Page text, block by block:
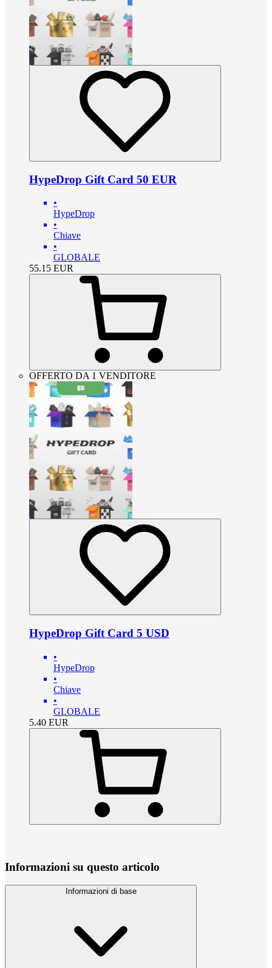
HypeDrop Gift Card 50 EUR
•
HypeDrop
•
Chiave
•
GLOBALE
55.15 EUR
OFFERTO DA 1 VENDITORE
HypeDrop Gift Card 5 USD
•
HypeDrop
•
Chiave
•
GLOBALE
5.40 EUR
Informazioni su questo articolo
Informazioni di base